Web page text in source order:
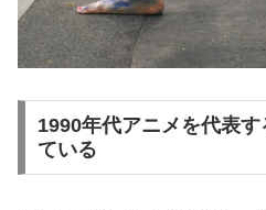
1990年代アニメを代表
ている